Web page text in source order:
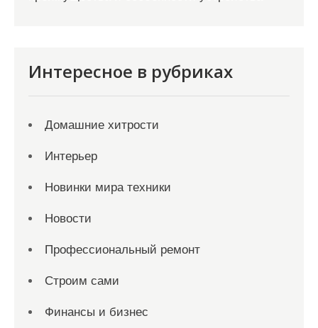
Интересное в рубриках
Домашние хитрости
Интерьер
Новинки мира техники
Новости
Профессиональный ремонт
Строим сами
Финансы и бизнес